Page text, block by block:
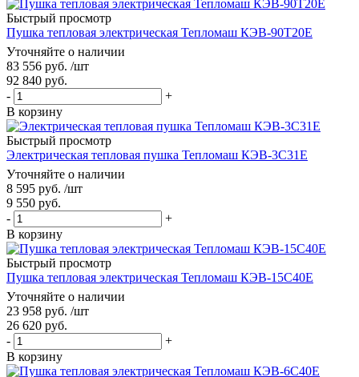
Быстрый просмотр
Пушка тепловая электрическая Тепломаш КЭВ-90Т20Е
Уточняйте о наличии
83 556 руб. /шт
92 840 руб.
-
+
В корзину
Быстрый просмотр
Электрическая тепловая пушка Тепломаш КЭВ-3С31Е
Уточняйте о наличии
8 595 руб. /шт
9 550 руб.
-
+
В корзину
Быстрый просмотр
Пушка тепловая электрическая Тепломаш КЭВ-15С40Е
Уточняйте о наличии
23 958 руб. /шт
26 620 руб.
-
+
В корзину